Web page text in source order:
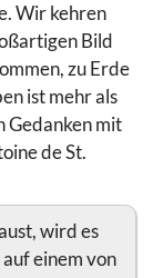
Wir kehren
Bild
zu Erde
ist mehr als
Gedanken mit
de St.
wird es
einem von